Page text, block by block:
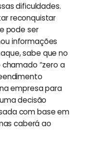
dificuldades.
reconquistar
pode ser
informações
sabe que no
“zero a
empresa para
decisão
com base em
caberá ao